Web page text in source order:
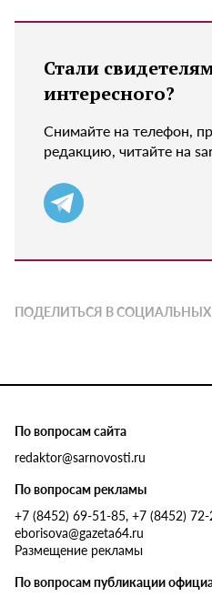
Стали
интересного?
Снимайте на телефон,
редакцию, читайте на
ПОДЕЛИТЬСЯ В СОЦИАЛЬНЫХ
По вопросам сайта
redaktor@sarnovosti.ru
По вопросам рекламы
+7 (8452) 69-51-85, +7 (8452)
eborisova@gazeta64.ru
Размещение рекламы
По вопросам публикации